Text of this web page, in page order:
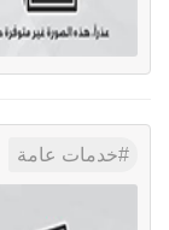
خدمات عامة